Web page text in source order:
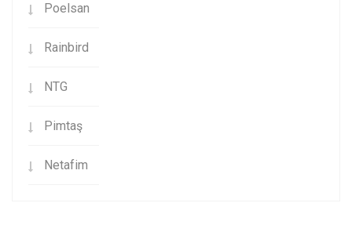
Poelsan
Rainbird
NTG
Pimtaş
Netafim